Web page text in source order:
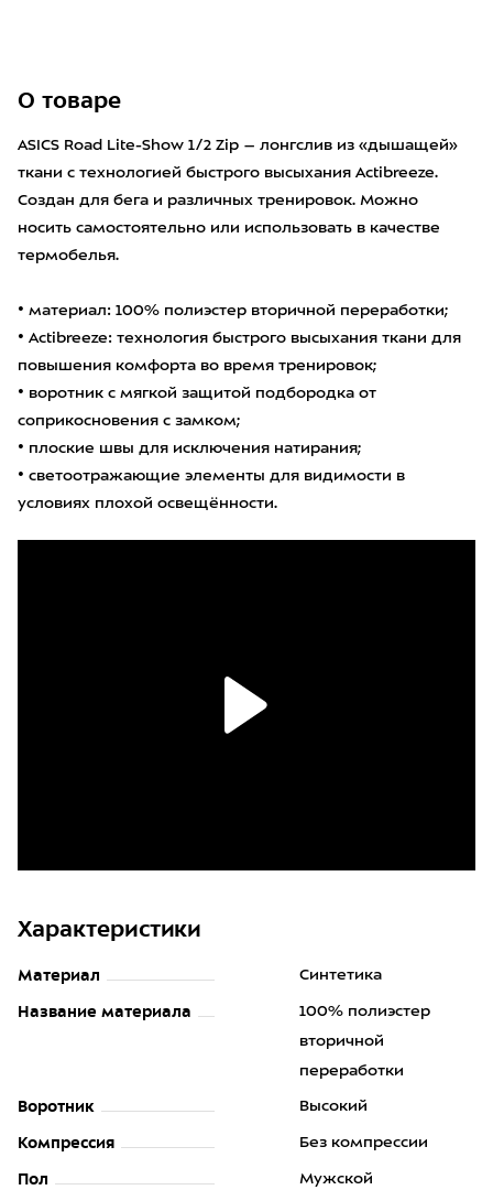
О товаре
ASICS Road Lite-Show 1/2 Zip – лонгслив из «дышащей»
ткани с технологией быстрого высыхания Actibreeze.
Создан для бега и различных тренировок. Можно
носить самостоятельно или использовать в качестве
термобелья.
• материал: 100% полиэстер вторичной переработки;
• Actibreeze: технология быстрого высыхания ткани для
повышения комфорта во время тренировок;
• воротник с мягкой защитой подбородка от
соприкосновения с замком;
• плоские швы для исключения натирания;
• светоотражающие элементы для видимости в
условиях плохой освещённости.
Характеристики
Материал Синтетика
Название материала
100% полиэстер
вторичной
переработки
Воротник Высокий
Компрессия Без компрессии
Пол Мужской